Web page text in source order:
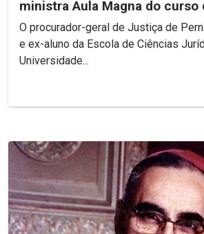
ministra Aula Magna do curso
O procurador-geral de Justiça de
e ex-aluno da Escola de Ciências
Universidade...